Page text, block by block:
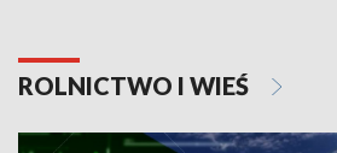
ROLNICTWO I WIEŚ